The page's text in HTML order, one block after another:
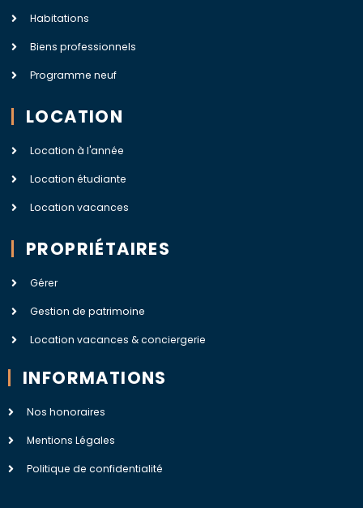
Habitations
Biens professionnels
Programme neuf
LOCATION
Location à l'année
Location étudiante
Location vacances
PROPRIÉTAIRES
Gérer
Gestion de patrimoine
Location vacances & conciergerie
INFORMATIONS
Nos honoraires
Mentions Légales
Politique de confidentialité